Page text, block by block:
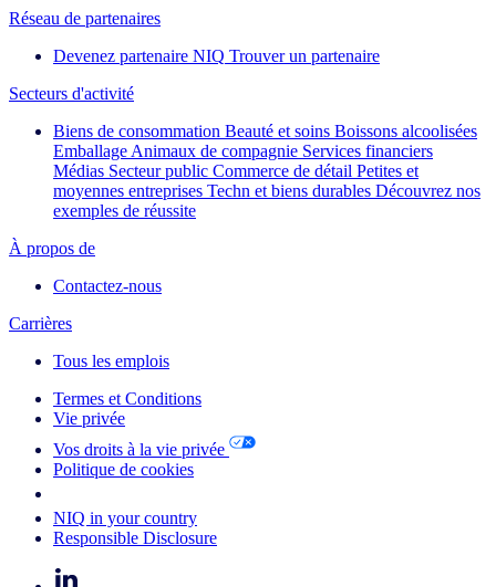
Réseau de partenaires
Devenez partenaire NIQ Trouver un partenaire
Secteurs d'activité
Biens de consommation Beauté et soins Boissons alcoolisées
Emballage Animaux de compagnie Services financiers
Médias Secteur public Commerce de détail Petites et
moyennes entreprises Techn et biens durables Découvrez nos
exemples de réussite
À propos de
Contactez-nous
Carrières
Tous les emplois
Termes et Conditions
Vie privée
Vos droits à la vie privée
Politique de cookies
NIQ in your country
Responsible Disclosure